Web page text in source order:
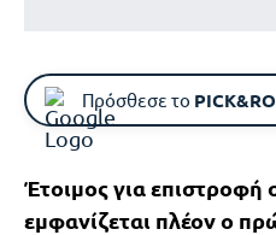
Πρόσθεσε το
Έτοιμος για
εμφανίζεται πλέον ο